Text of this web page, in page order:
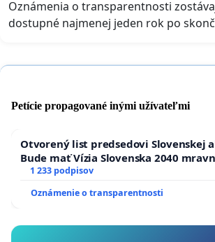
Oznámenia o transparentnosti
dostupné najmenej jeden rok po
Petície propagované inými užívateľmi
Otvorený list predsedovi Slovenskej
Bude mať Vízia Slovenska 2040
1 233 podpisov
Oznámenie o transparentnosti